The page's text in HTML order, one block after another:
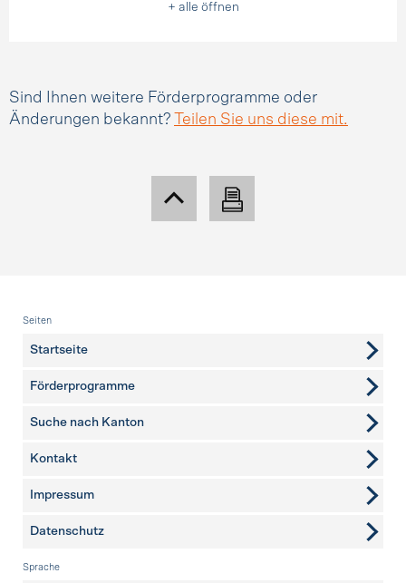
+ alle öffnen
Sind Ihnen weitere Förderprogramme oder
Änderungen bekannt?
Teilen Sie uns diese mit.
Fusszeile
Seiten
Startseite
Förderprogramme
Suche nach Kanton
weitere Seiten
Kontakt
Impressum
Datenschutz
Sprache